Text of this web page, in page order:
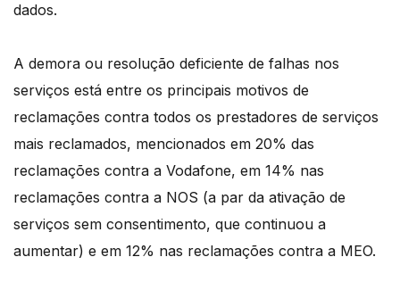
dados.
A demora ou resolução deficiente de falhas nos
serviços está entre os principais motivos de
reclamações contra todos os prestadores de serviços
mais reclamados, mencionados em 20% das
reclamações contra a Vodafone, em 14% nas
reclamações contra a NOS (a par da ativação de
serviços sem consentimento, que continuou a
aumentar) e em 12% nas reclamações contra a MEO.